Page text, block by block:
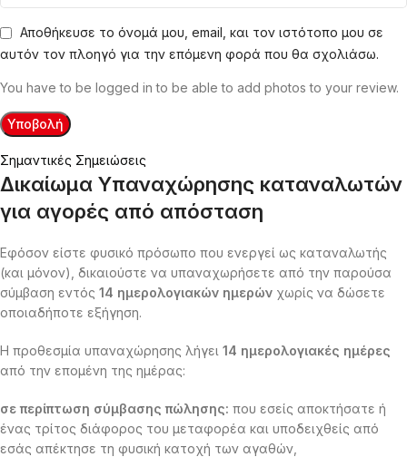
Αποθήκευσε το όνομά μου, email, και τον ιστότοπο μου σε
αυτόν τον πλοηγό για την επόμενη φορά που θα σχολιάσω.
You have to be logged in to be able to add photos to your review.
Σημαντικές Σημειώσεις
Δικαίωμα Υπαναχώρησης καταναλωτών
για αγορές από απόσταση
Εφόσον είστε φυσικό πρόσωπο που ενεργεί ως καταναλωτής
(και μόνον), δικαιούστε να υπαναχωρήσετε από την παρούσα
σύμβαση εντός 14 ημερολογιακών ημερών χωρίς να δώσετε
οποιαδήποτε εξήγηση.
Η προθεσμία υπαναχώρησης λήγει 14 ημερολογιακές ημέρες
από την επομένη της ημέρας:
σε περίπτωση σύμβασης πώλησης: που εσείς αποκτήσατε ή
ένας τρίτος διάφορος του μεταφορέα και υποδειχθείς από
εσάς απέκτησε τη φυσική κατοχή των αγαθών,